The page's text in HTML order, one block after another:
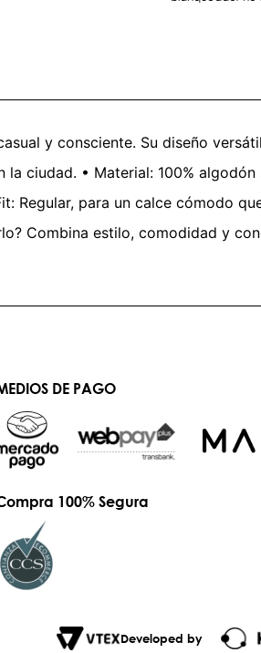
y consciente. Su diseño
ciudad. • Material: 100%
Regular, para un calce cómodo
Combina estilo, comodidad y
DE PAGO
100% Segura
Developed by